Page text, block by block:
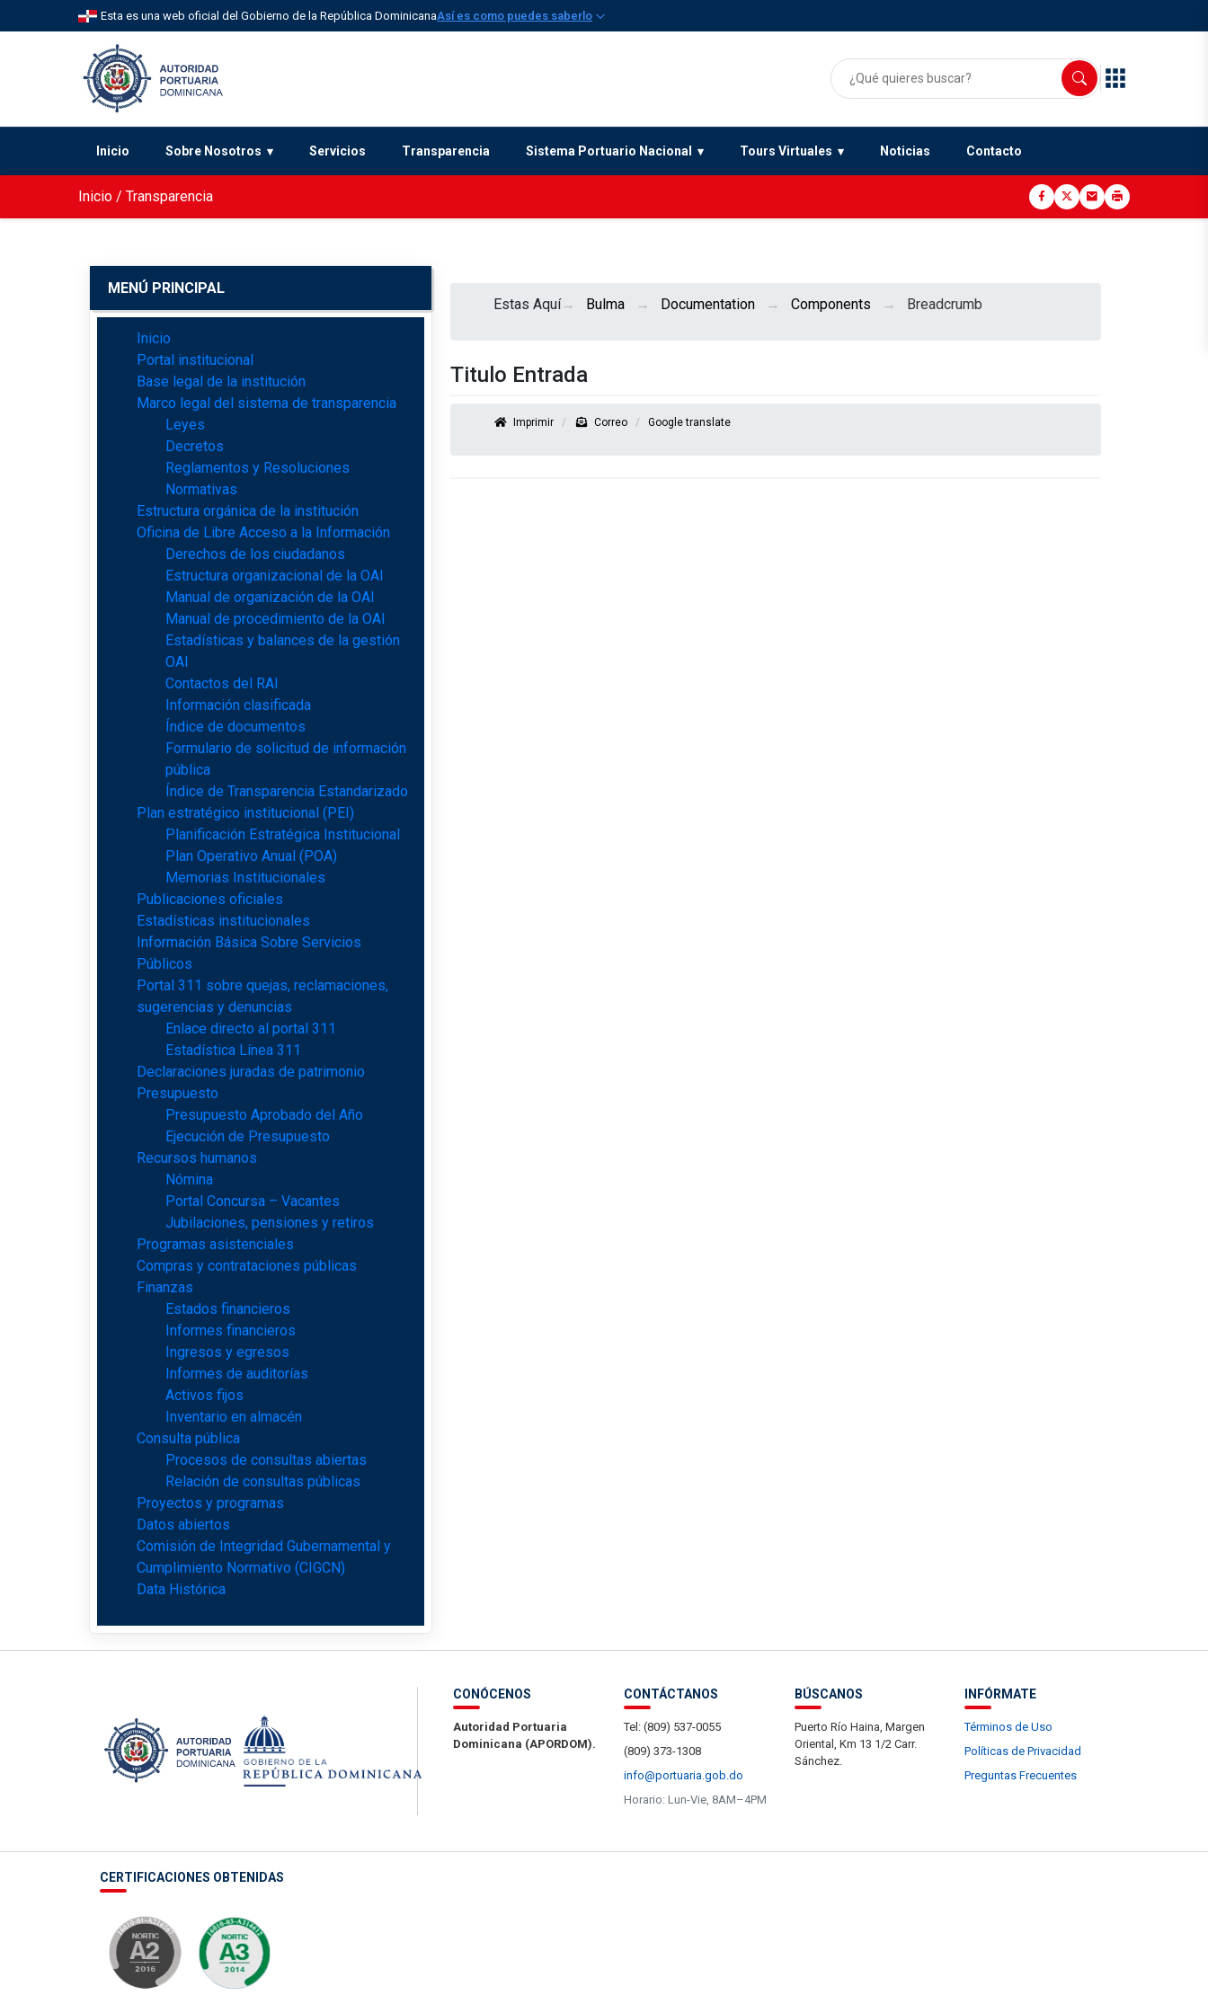
Esta es una web oficial del Gobierno de la República DominicanaAsí es como puedes saberlo
Inicio Sobre Nosotros Servicios Transparencia Sistema Portuario Nacional Tours Virtuales Noticias Contacto
Inicio / Transparencia
MENÚ PRINCIPAL
Inicio
Portal institucional
Base legal de la institución
Marco legal del sistema de transparencia
Leyes
Decretos
Reglamentos y Resoluciones
Normativas
Estructura orgánica de la institución
Oficina de Libre Acceso a la Información
Derechos de los ciudadanos
Estructura organizacional de la OAI
Manual de organización de la OAI
Manual de procedimiento de la OAI
Estadísticas y balances de la gestión
OAI
Contactos del RAI
Información clasificada
Índice de documentos
Formulario de solicitud de información
pública
Índice de Transparencia Estandarizado
Plan estratégico institucional (PEI)
Planificación Estratégica Institucional
Plan Operativo Anual (POA)
Memorias Institucionales
Publicaciones oficiales
Estadísticas institucionales
Información Básica Sobre Servicios
Públicos
Portal 311 sobre quejas, reclamaciones,
sugerencias y denuncias
Enlace directo al portal 311
Estadística Línea 311
Declaraciones juradas de patrimonio
Presupuesto
Presupuesto Aprobado del Año
Ejecución de Presupuesto
Recursos humanos
Nómina
Portal Concursa – Vacantes
Jubilaciones, pensiones y retiros
Programas asistenciales
Compras y contrataciones públicas
Finanzas
Estados financieros
Informes financieros
Ingresos y egresos
Informes de auditorías
Activos fijos
Inventario en almacén
Consulta pública
Procesos de consultas abiertas
Relación de consultas públicas
Proyectos y programas
Datos abiertos
Comisión de Integridad Gubernamental y
Cumplimiento Normativo (CIGCN)
Data Histórica
Estas Aquí Bulma Documentation Components Breadcrumb
Titulo Entrada
Imprimir Correo Google translate
CONÓCENOS
Autoridad Portuaria
Dominicana (APORDOM).
CONTÁCTANOS
Tel: (809) 537-0055
(809) 373-1308
info@portuaria.gob.do
Horario: Lun-Vie, 8AM–4PM
BÚSCANOS
Puerto Río Haina, Margen
Oriental, Km 13 1/2 Carr.
Sánchez.
INFÓRMATE
Términos de Uso
Políticas de Privacidad
Preguntas Frecuentes
CERTIFICACIONES OBTENIDAS